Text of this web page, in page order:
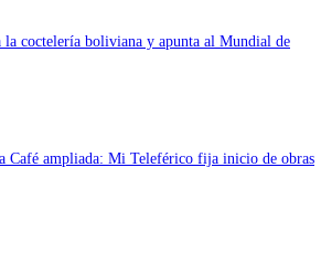
la coctelería boliviana y apunta al Mundial de
Café ampliada: Mi Teleférico fija inicio de obras